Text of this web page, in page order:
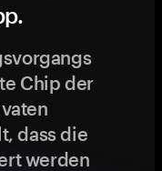
Chip der
dass die
werden